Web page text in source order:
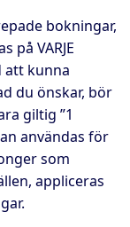
bokningar,
på VARJE
att kunna
du önskar, bör
giltig ”1
användas för
som
appliceras